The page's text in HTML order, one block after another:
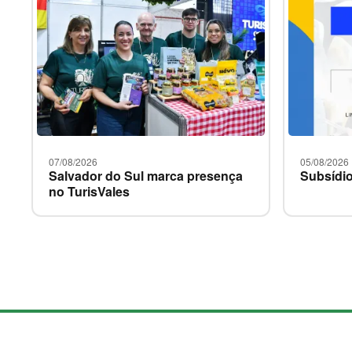
07/08/2026
Salvador do Sul marca presença
no TurisVales
05/08/2026
M